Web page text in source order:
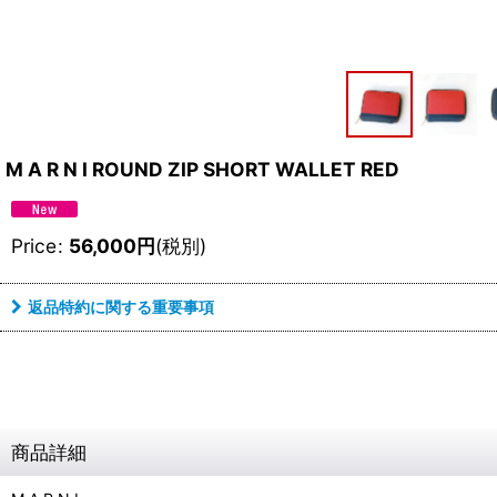
M A R N I ROUND ZIP SHORT WALLET RED
Price: 56,000円(税別)
返品特約に関する重要事項
商品詳細